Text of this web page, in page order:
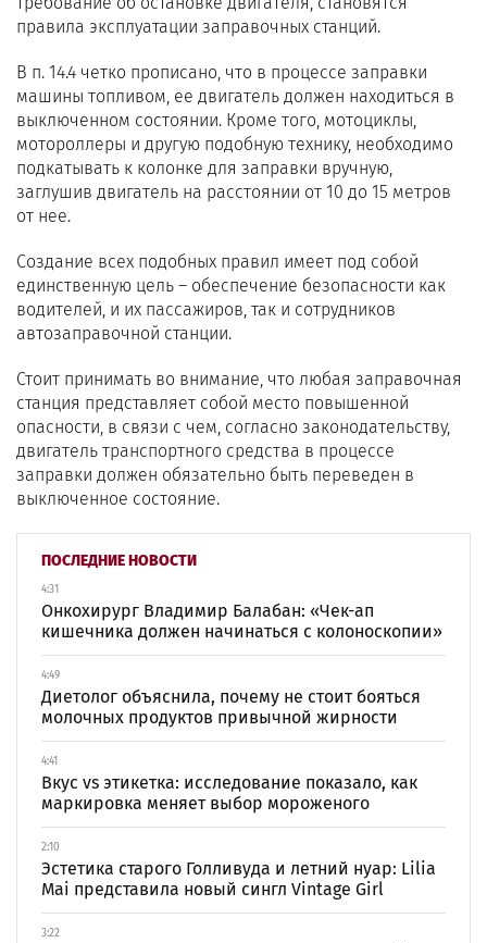
ПОСЛЕДНИЕ НОВОСТИ
4:31
Онкохирург Владимир Балабан: «Чек-ап
кишечника должен начинаться с колоноскопии»
4:49
Диетолог объяснила, почему не стоит бояться
молочных продуктов привычной жирности
4:41
Вкус vs этикетка: исследование показало, как
маркировка меняет выбор мороженого
2:10
Эстетика старого Голливуда и летний нуар: Lilia
Mai представила новый сингл Vintage Girl
3:22
правила эксплуатации заправочных станций.
В п. 14.4 четко прописано, что в процессе заправки
машины топливом, ее двигатель должен находиться в
выключенном состоянии. Кроме того, мотоциклы,
мотороллеры и другую подобную технику, необходимо
подкатывать к колонке для заправки вручную,
заглушив двигатель на расстоянии от 10 до 15 метров
от нее.
Создание всех подобных правил имеет под собой
единственную цель – обеспечение безопасности как
водителей, и их пассажиров, так и сотрудников
автозаправочной станции.
Стоит принимать во внимание, что любая заправочная
станция представляет собой место повышенной
опасности, в связи с чем, согласно законодательству,
двигатель транспортного средства в процессе
заправки должен обязательно быть переведен в
выключенное состояние.